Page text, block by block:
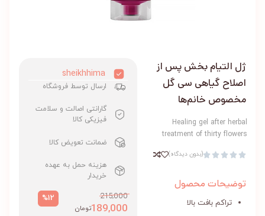
ژل التیام بخش پس از
اصلاح گیاهی سی گل
مخصوص خانم‌ها
Healing gel after herbal
treatment of thirty flowers




(بدون دیدگاه)
توضیحات محصول
تراکم بافت بالا
sheikhhima
ارسال توسط فروشگاه
گارانتی اصالت و سلامت
فیزیکی کالا
ضمانت تعویض کالا
هزینه حمل به عهده
خریدار
215,000
189,000تومان
%12